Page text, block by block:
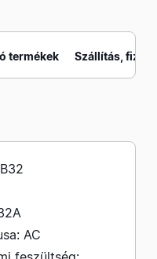
termékek Szállítás,
AC